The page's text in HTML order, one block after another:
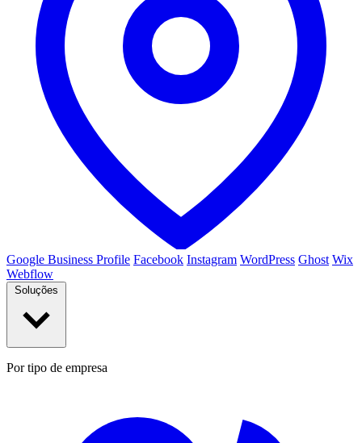
Google Business Profile Facebook Instagram WordPress Ghost Wix
Webflow
Por tipo de empresa